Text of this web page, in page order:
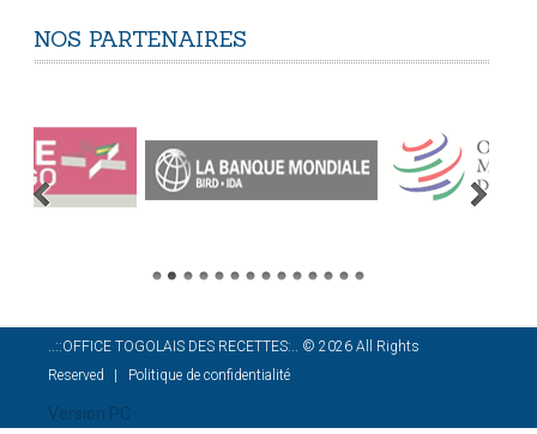
NOS PARTENAIRES
..::OFFICE TOGOLAIS DES RECETTES:.. © 2026 All Rights
Reserved
Politique de confidentialité
Version PC